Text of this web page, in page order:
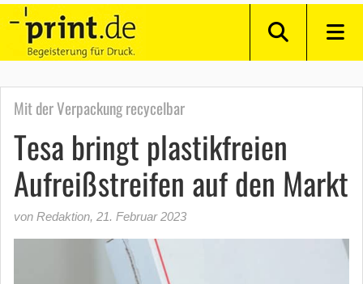
Mit der Verpackung recycelbar
Tesa bringt plastikfreien
Aufreißstreifen auf den Markt
von Redaktion, 21. Februar 2023